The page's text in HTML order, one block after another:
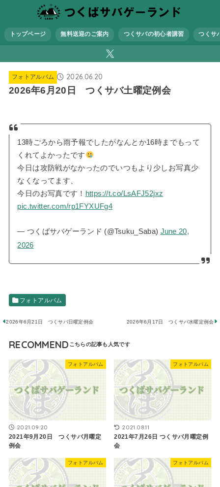
トップページ 無料送迎のご案内 つくサバの初心者講習 つくサ
フォトアルバム 2026.06.20
2026年6月20日 つくサバ土曜定例会
13時ごろから雨予報でしたがなんとか16時までもって
くれてよかったです
今日は攻防戦がなかったのでいつもより少しお写真少
なくなってます、
今日のお写真です！ https://t.co/LsAFJ52jxz
pic.twitter.com/rp1FYXUFg4
— つくばサバゲーランド (@Tsuku_Saba) June 20,
2026
フォトアルバム
2026年6月21日 つくサバ日曜定例会 2026年6月17日 つくサバ水曜定例会
RECOMMEND
フォトアルバム
2021.09.20
2021年9月20日 つくサバ月曜定
例会
フォトアルバム
2021.08.11
2021年7月26日 つくサバ月曜定例
会
フォトアルバム フォトアルバム